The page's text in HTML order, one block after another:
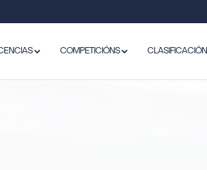
COMPETICIÓNS